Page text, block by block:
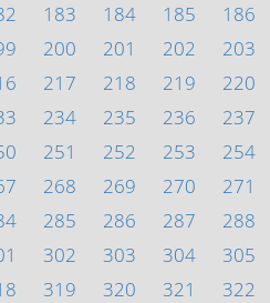
183 184 185 186
200 201 202 203
217 218 219 220
234 235 236 237
251 252 253 254
268 269 270 271
285 286 287 288
302 303 304 305
319 320 321 322